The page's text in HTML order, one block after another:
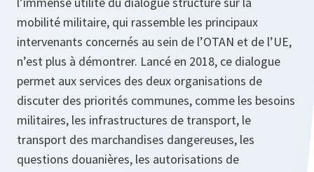
mobilité militaire, qui rassemble les principaux
intervenants concernés au sein de l’OTAN et de l’UE,
n’est plus à démontrer. Lancé en 2018, ce dialogue
permet aux services des deux organisations de
discuter des priorités communes, comme les besoins
militaires, les infrastructures de transport, le
transport des marchandises dangereuses, les
questions douanières, les autorisations de